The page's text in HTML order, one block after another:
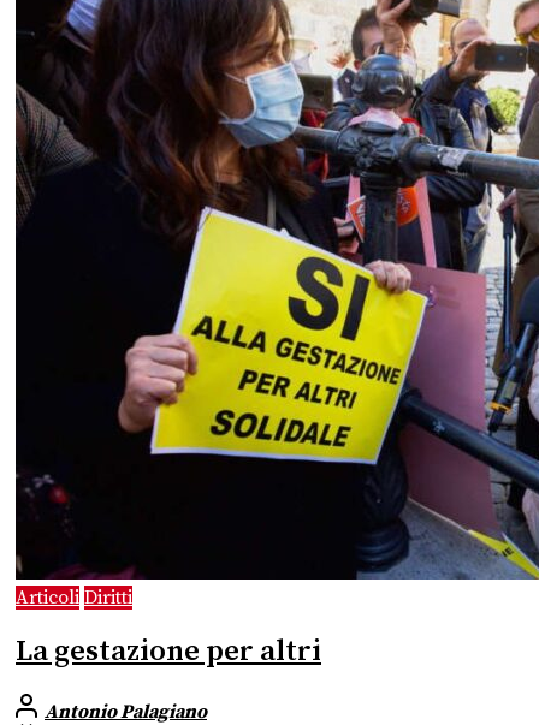
Articoli Diritti
La gestazione per altri
Antonio Palagiano